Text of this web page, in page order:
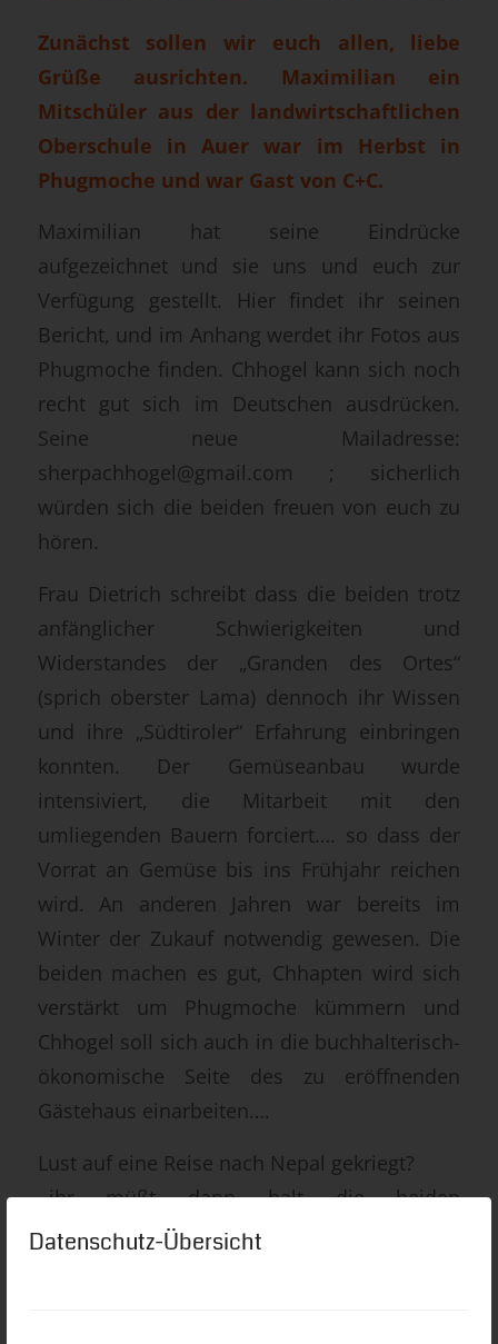
Datenschutz-Übersicht
Zunächst sollen wir euch allen, liebe
Grüße ausrichten. Maximilian ein
Mitschüler aus der landwirtschaftlichen
Oberschule in Auer war im Herbst in
Phugmoche und war Gast von C+C.
Maximilian hat seine Eindrücke
aufgezeichnet und sie uns und euch zur
Verfügung gestellt. Hier findet ihr seinen
Bericht, und im Anhang werdet ihr Fotos aus
Phugmoche finden. Chhogel kann sich noch
recht gut sich im Deutschen ausdrücken.
Seine neue Mailadresse:
sherpachhogel@gmail.com ; sicherlich
würden sich die beiden freuen von euch zu
hören.
Frau Dietrich schreibt dass die beiden trotz
anfänglicher Schwierigkeiten und
Widerstandes der „Granden des Ortes“
(sprich oberster Lama) dennoch ihr Wissen
und ihre „Südtiroler“ Erfahrung einbringen
konnten. Der Gemüseanbau wurde
intensiviert, die Mitarbeit mit den
umliegenden Bauern forciert…. so dass der
Vorrat an Gemüse bis ins Frühjahr reichen
wird. An anderen Jahren war bereits im
Winter der Zukauf notwendig gewesen. Die
beiden machen es gut, Chhapten wird sich
verstärkt um Phugmoche kümmern und
Chhogel soll sich auch in die buchhalterisch-
ökonomische Seite des zu eröffnenden
Gästehaus einarbeiten….
Lust auf eine Reise nach Nepal gekriegt?
..ihr müßt dann halt die beiden
kontaktieren… C+C würden sich bestimmt